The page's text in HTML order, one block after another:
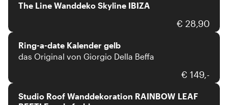
The Line Wanddeko Skyline IBIZA
€ 28,90
Ring-a-date
Ring-a-date Kalender gelb
das Original von Giorgio Della Beffa
€ 149,-
Studio Roof
Studio Roof Wanddekoration RAINBOW LEAF